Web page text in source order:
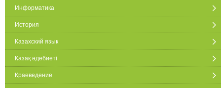
Информатика
История
Казахский язык
Қазақ әдебиеті
Краеведение